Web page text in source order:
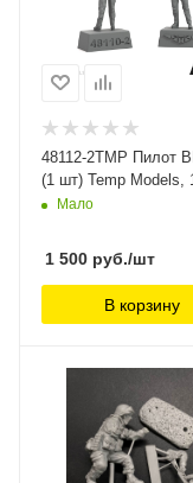
48112-2TMP Пилот
(1 шт) Temp Models,
Мало
1 500 руб./шт
В корзину